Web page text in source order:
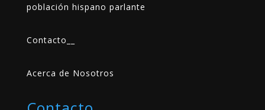
población hispano parlante
Contacto
Acerca de Nosotros